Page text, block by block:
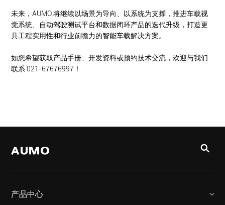
未来，AUMO 将继续以场景为导向、以系统为支撑，推进车载视
觉系统、自动驾驶测试平台和数据闭环产品的迭代升级，打造更
具工程实用性和行业前瞻力的智能车载解决方案。
如您希望获取产品手册、开发资料或预约技术交流，欢迎与我们
联系 021-67676997！
产品中心